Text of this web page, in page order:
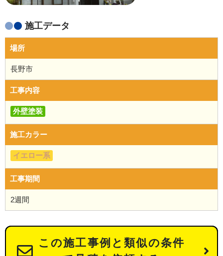
施工データ
場所
長野市
工事内容
外壁塗装
施工カラー
イエロー系
工事期間
2週間
この施工事例と類似の条件